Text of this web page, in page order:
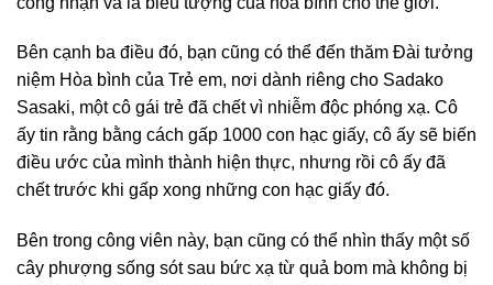
Bên cạnh ba điều đó, bạn cũng có thể đến thăm Đài tưởng
niệm Hòa bình của Trẻ em, nơi dành riêng cho Sadako
Sasaki, một cô gái trẻ đã chết vì nhiễm độc phóng xạ. Cô
ấy tin rằng bằng cách gấp 1000 con hạc giấy, cô ấy sẽ biến
điều ước của mình thành hiện thực, nhưng rồi cô ấy đã
chết trước khi gấp xong những con hạc giấy đó.
Bên trong công viên này, bạn cũng có thể nhìn thấy một số
cây phượng sống sót sau bức xạ từ quả bom mà không bị